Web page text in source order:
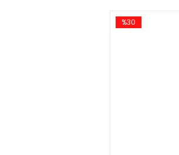
%30